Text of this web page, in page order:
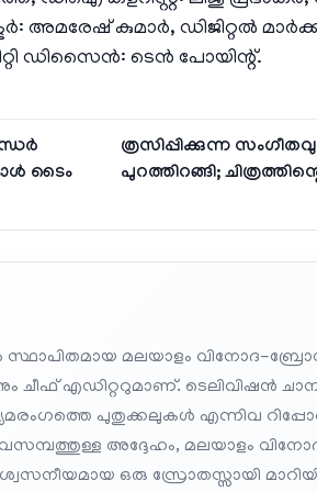
കുമാർ, ഡിജിറ്റൽ
ഡിസൈൻ: ടെൻ പോയിന്റ്.
ഓൾ ടൈം
ത്രസിപ്പിക്കുന്ന
പുറത്തിറങ്ങി;
മലയാളം വിനോദ-
ചീഫ് എഡിറ്ററുമാണ്. ടെലിവിഷൻ
പുതുക്കലുകൾ എന്നിവ
അദ്ദേഹം, മലയാളം
ഒരു സ്രോതസ്സായി